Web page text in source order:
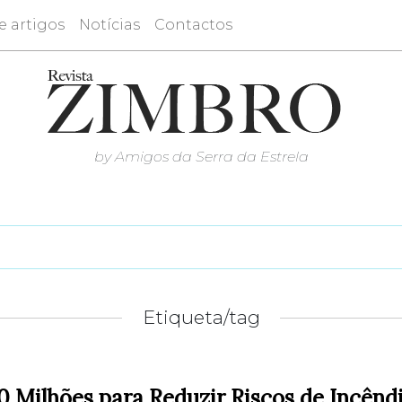
artigos Notícias Contactos
by Amigos da Serra da Estrela
Etiqueta/tag